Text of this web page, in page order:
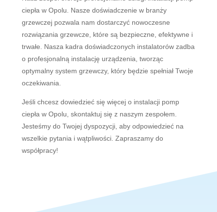
ciepławOpolu. Nasze doświadczenie wbranży
grzewczejpozwalanam dostarczyćnowoczesne
rozwiązaniagrzewcze, które sąbezpieczne, efektywne i
trwałe. Nasza kadra doświadczonych instalatorówzadba
oprofesjonalnąinstalację urządzenia, tworząc
optymalnysystem grzewczy, którybędzie spełniałTwoje
oczekiwania.
Jeślichceszdowiedziećsię więcejoinstalacjipomp
ciepławOpolu, skontaktujsię znaszym zespołem.
JesteśmydoTwojejdyspozycji, abyodpowiedziećna
wszelkie pytaniaiwątpliwości. Zapraszamydo
współpracy!